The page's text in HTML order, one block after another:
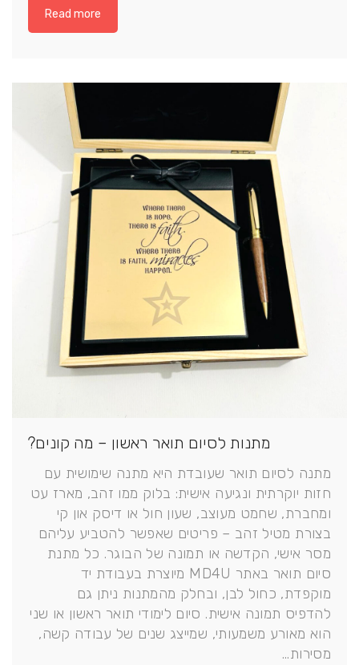
Read more
מתנות לסיום תואר ראשון – מה קונים?
מתנה לסיום תואר שעובדת היא מתנה שימושית עם
חזות יוקרתית ונגיעה אישית: בלוק ממו זהב, מארז עט
ומחברת, שחמט מעוצב, שעון חול או דיסק און קי
בצורת מטיל זהב – פריטים שאפשר להטביע עליהם
מסר אישי, הקדשה או תמונה של הבוגר. כל מתנת
סיום תואר באתר MD4U מיוצרת בעבודת יד
מוקפדת, כחול לבן, ובחלק מהמתנות ניתן גם
להדפיס תמונה אישית. סיום לימודי תואר ראשון או שני
הוא מאורע משמעותי, שמייצג שנים של עבודה קשה,
מסירות…